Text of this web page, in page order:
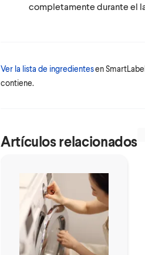
completamente durante el
Ver la lista de ingredientesen
contiene.
Artículos relacionados